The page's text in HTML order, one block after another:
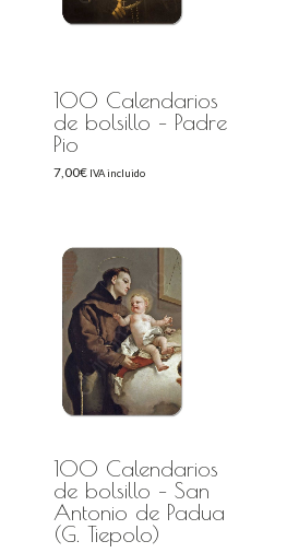
100 Calendarios
de bolsillo – Padre
Pio
7,00€ IVA incluido
100 Calendarios
de bolsillo – San
Antonio de Padua
(G. Tiepolo)